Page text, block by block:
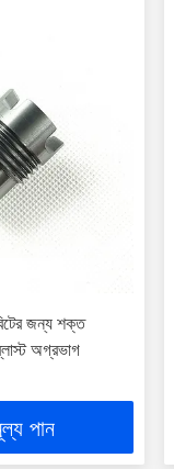
জন্য শক্ত
অগ্রভাগ
পান